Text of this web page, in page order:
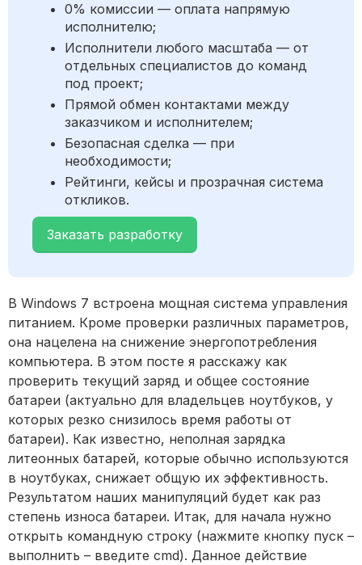
0% комиссии — оплата напрямую
исполнителю;
Исполнители любого масштаба — от
отдельных специалистов до команд
под проект;
Прямой обмен контактами между
заказчиком и исполнителем;
Безопасная сделка — при
необходимости;
Рейтинги, кейсы и прозрачная система
откликов.
Заказать разработку
В Windows 7 встроена мощная система управления
питанием. Кроме проверки различных параметров,
она нацелена на снижение энергопотребления
компьютера. В этом посте я расскажу как
проверить текущий заряд и общее состояние
батареи (актуально для владельцев ноутбуков, у
которых резко снизилось время работы от
батареи). Как известно, неполная зарядка
литеонных батарей, которые обычно используются
в ноутбуках, снижает общую их эффективность.
Результатом наших манипуляций будет как раз
степень износа батареи. Итак, для начала нужно
открыть командную строку (нажмите кнопку пуск –
выполнить – введите cmd). Данное действие